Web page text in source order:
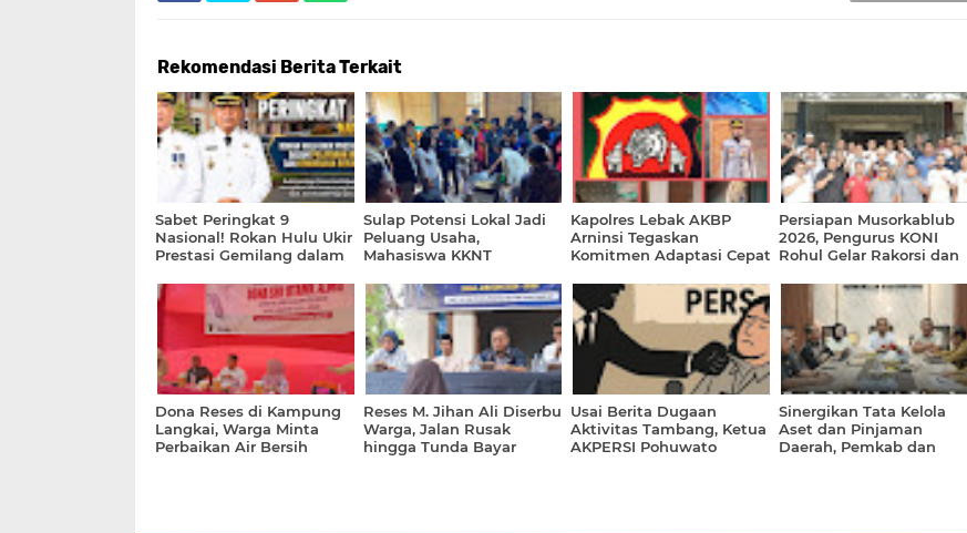
Rekomendasi Berita Terkait
Sabet Peringkat 9
Nasional! Rokan Hulu Ukir
Prestasi Gemilang dalam
Kemudahan Berusaha
2026
Sulap Potensi Lokal Jadi
Peluang Usaha,
Mahasiswa KKNT
Nenowea Produksi Minyak
Urut Tradisional
Kapolres Lebak AKBP
Arninsi Tegaskan
Komitmen Adaptasi Cepat
Persiapan Musorkablub
2026, Pengurus KONI
Rohul Gelar Rakorsi dan
Penjaringan
Dona Reses di Kampung
Langkai, Warga Minta
Perbaikan Air Bersih
Reses M. Jihan Ali Diserbu
Warga, Jalan Rusak
hingga Tunda Bayar
Usai Berita Dugaan
Aktivitas Tambang, Ketua
AKPERSI Pohuwato
Sinergikan Tata Kelola
Aset dan Pinjaman
Daerah, Pemkab dan